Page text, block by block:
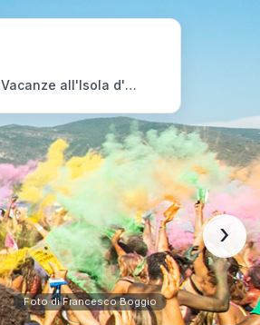
Vacanze all'Isola d'Elba
Foto di Francesco Boggio
›